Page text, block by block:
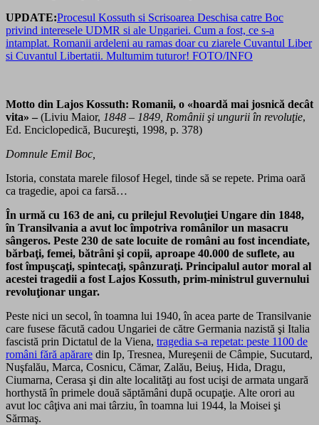
UPDATE:Procesul Kossuth si Scrisoarea Deschisa catre Boc
privind interesele UDMR si ale Ungariei. Cum a fost, ce s-a
intamplat. Romanii ardeleni au ramas doar cu ziarele Cuvantul Liber
si Cuvantul Libertatii. Multumim tuturor! FOTO/INFO
Motto din Lajos Kossuth: Romanii, o «hoardă mai josnică decât
vita» – (Liviu Maior, 1848 – 1849, Românii şi ungurii în revoluţie,
Ed. Enciclopedică, Bucureşti, 1998, p. 378)
Domnule Emil Boc,
Istoria, constata marele filosof Hegel, tinde să se repete. Prima oară
ca tragedie, apoi ca farsă…
În urmă cu 163 de ani, cu prilejul Revoluţiei Ungare din 1848,
în Transilvania a avut loc împotriva românilor un masacru
sângeros. Peste 230 de sate locuite de români au fost incendiate,
bărbaţi, femei, bătrâni şi copii, aproape 40.000 de suflete, au
fost împuşcaţi, spintecaţi, spânzuraţi. Principalul autor moral al
acestei tragedii a fost Lajos Kossuth, prim-ministrul guvernului
revoluţionar ungar.
Peste nici un secol, în toamna lui 1940, în acea parte de Transilvanie
care fusese făcută cadou Ungariei de către Germania nazistă şi Italia
fascistă prin Dictatul de la Viena, tragedia s-a repetat: peste 1100 de
români fără apărare din Ip, Tresnea, Mureşenii de Câmpie, Sucutard,
Nuşfalău, Marca, Cosnicu, Cămar, Zalău, Beiuş, Hida, Dragu,
Ciumarna, Cerasa şi din alte localităţi au fost ucişi de armata ungară
horthystă în primele două săptămâni după ocupaţie. Alte orori au
avut loc câţiva ani mai târziu, în toamna lui 1944, la Moisei şi
Sărmaş.